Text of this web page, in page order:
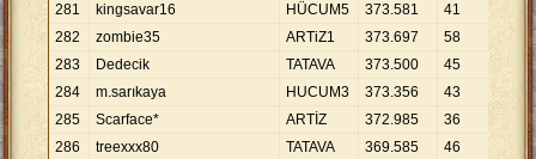
281
kingsavar16 HÜCUM5 373.581 41 9
112
282
zombie35 ARTiZ1 373.697 58
283
Dedecik TATAVA 373.500 45 8
284
m.sarıkaya HUCUM3 373.356 43 8
285
Scarface* ARTİZ 372.985 36
286
treexxx80 TATAVA 369.585 46 8